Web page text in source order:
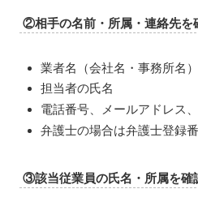
②相手の名前・所属・連絡先を
業者名（会社名・事務所名）
担当者の氏名
電話番号、メールアドレス
弁護士の場合は弁護士登録
③該当従業員の氏名・所属を確